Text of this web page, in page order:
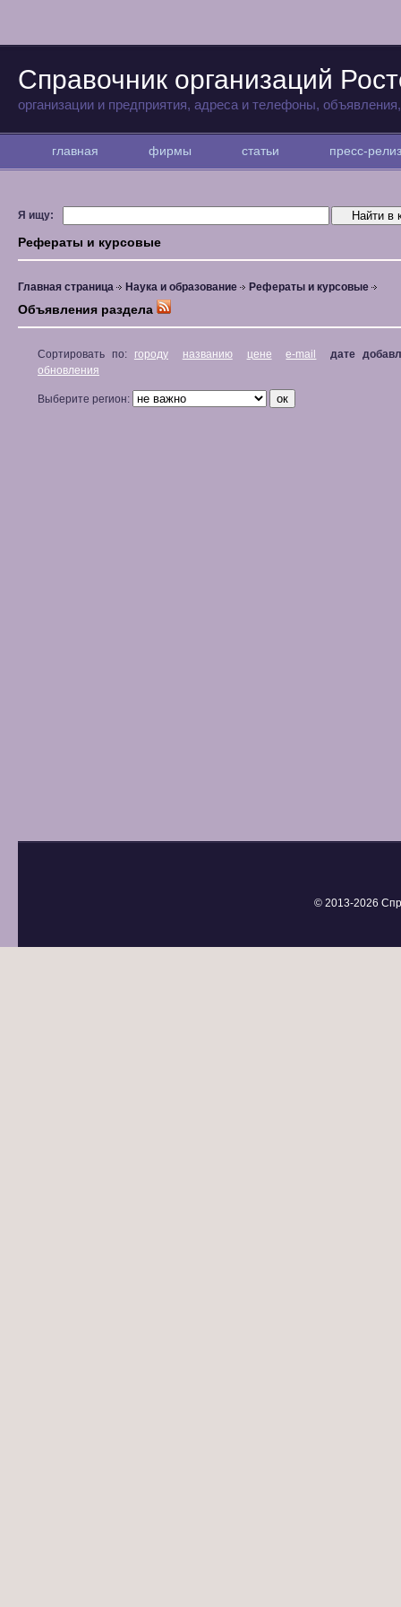
Справочник организаций
организации и предприятия, адреса и телефоны,
главная фирмы статьи пресс-
Я ищу:
Рефераты и курсовые
Главная страница Наука и образование Рефераты и курсовые
Объявления раздела
Сортировать по: городу названию цене e-mail
дате
обновления
Выберите регион:
© 2013-2026